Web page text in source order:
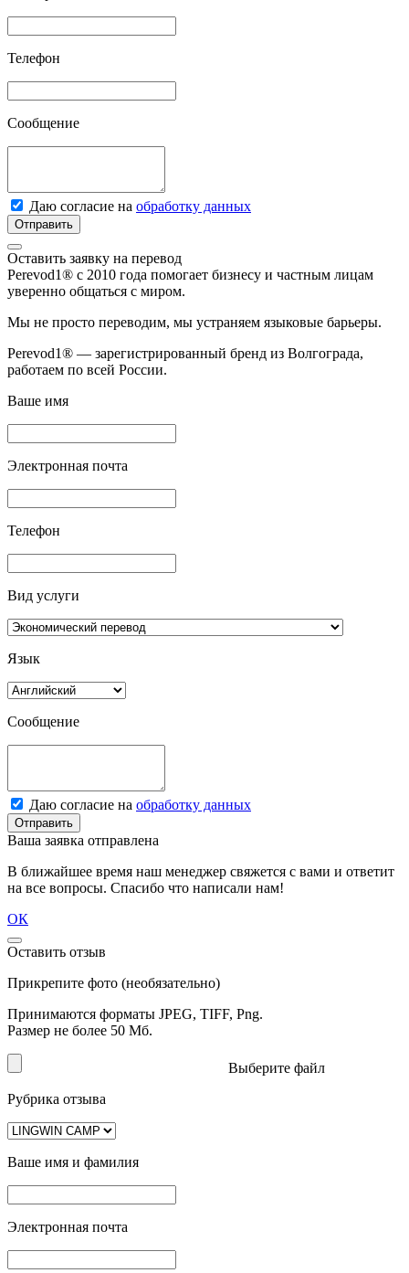
Телефон
Сообщение
Даю согласие на обработку данных
Отправить
Оставить заявку на перевод
Perevod1® с 2010 года помогает бизнесу и частным лицам
уверенно общаться с миром.
Мы не просто переводим, мы устраняем языковые барьеры.
Perevod1® — зарегистрированный бренд из Волгограда,
работаем по всей России.
Ваше имя
Электронная почта
Телефон
Вид услуги
Язык
Сообщение
Даю согласие на обработку данных
Отправить
Ваша заявка отправлена
В ближайшее время наш менеджер свяжется с вами и ответит
на все вопросы. Спасибо что написали нам!
ОК
Оставить отзыв
Прикрепите фото (необязательно)
Принимаются форматы JPEG, TIFF, Png.
Размер не более 50 Мб.
Выберите файл
Рубрика отзыва
Ваше имя и фамилия
Электронная почта